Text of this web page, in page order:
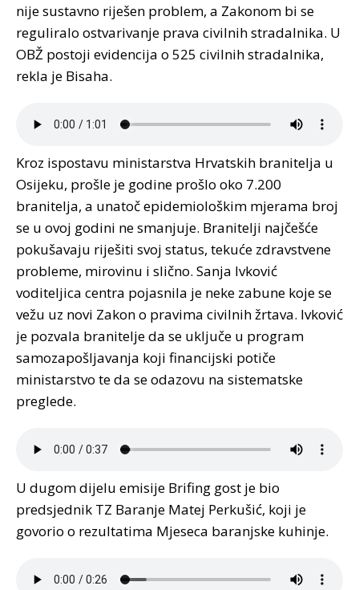
nije sustavno riješen problem, a Zakonom bi se
reguliralo ostvarivanje prava civilnih stradalnika. U
OBŽ postoji evidencija o 525 civilnih stradalnika,
rekla je Bisaha.
Kroz ispostavu ministarstva Hrvatskih branitelja u
Osijeku, prošle je godine prošlo oko 7.200
branitelja, a unatoč epidemiološkim mjerama broj
se u ovoj godini ne smanjuje. Branitelji najčešće
pokušavaju riješiti svoj status, tekuće zdravstvene
probleme, mirovinu i slično. Sanja Ivković
voditeljica centra pojasnila je neke zabune koje se
vežu uz novi Zakon o pravima civilnih žrtava. Ivković
je pozvala branitelje da se uključe u program
samozapošljavanja koji financijski potiče
ministarstvo te da se odazovu na sistematske
preglede.
U dugom dijelu emisije Brifing gost je bio
predsjednik TZ Baranje Matej Perkušić, koji je
govorio o rezultatima Mjeseca baranjske kuhinje.